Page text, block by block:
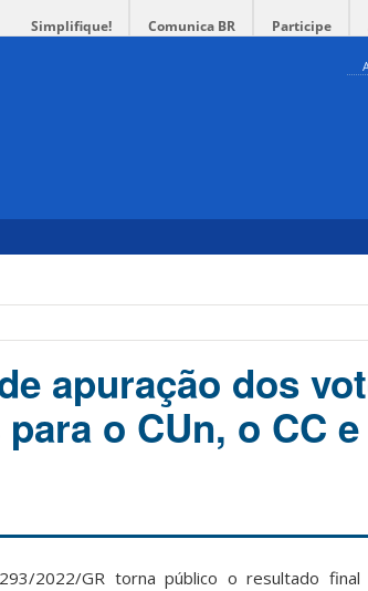
Simplifique! Comunica BR Participe
apuração dos
o CUn, o CC
2022/GR torna público o resultado final